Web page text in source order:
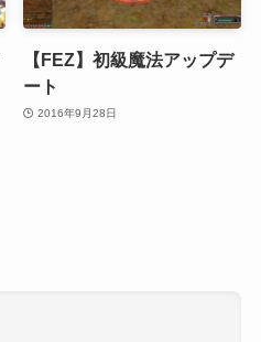
【FEZ】初級魔法アップデ
ート
2016年9月28日